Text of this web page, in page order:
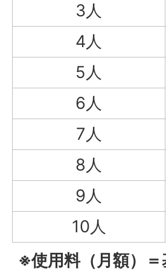
3人
4人
5人
6人
7人
8人
9人
10人
※使用料（月額）